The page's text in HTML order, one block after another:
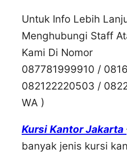
Untuk Info Lebih
Menghubungi Staff
Kami Di Nomor
087781999910 /
082122220503 /
WA )
Kursi Kantor Jakarta
banyak jenis kursi